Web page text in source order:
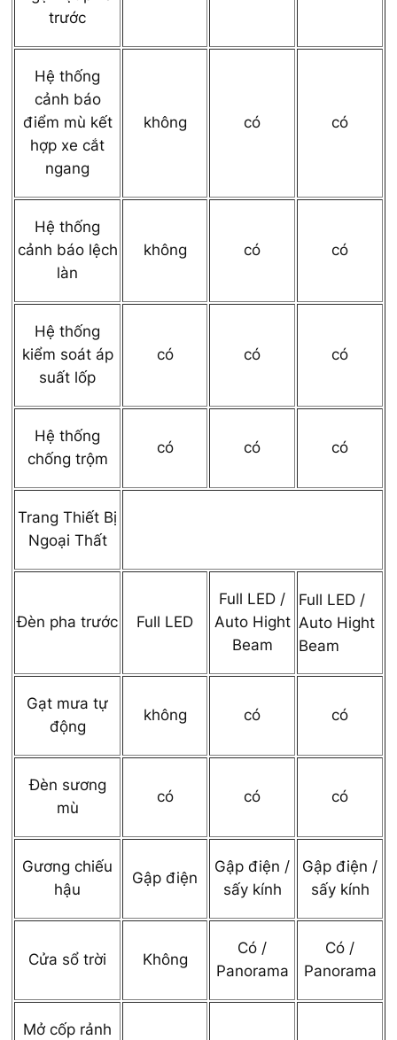
trước
Hệ thống
cảnh báo
điểm mù kết
hợp xe cắt
ngang
không có có
Hệ thống
cảnh báo lệch
làn
không có có
Hệ thống
kiểm soát áp
suất lốp
có có có
Hệ thống
chống trộm
có có có
Trang Thiết Bị
Ngoại Thất
Đèn pha trước Full LED
Full LED /
Auto Hight
Beam
Full LED /
Auto Hight
Beam
Gạt mưa tự
động
không có có
Đèn sương
mù
có có có
Gương chiếu
hậu
Gập điện
Gập điện /
sấy kính
Gập điện /
sấy kính
Cửa sổ trời Không
Có /
Panorama
Có /
Panorama
Mở cốp rảnh